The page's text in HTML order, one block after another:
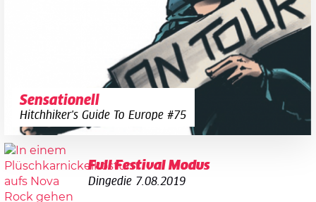
Sensationell
Hitchhiker's Guide To Europe #75
Full Festival Modus
Dingedie 7.08.2019